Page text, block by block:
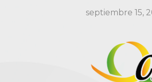
septiembre 15,